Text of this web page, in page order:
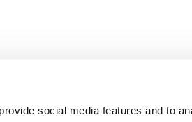
social media features and to